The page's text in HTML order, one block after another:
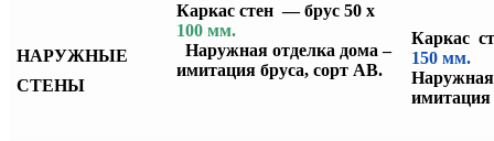
НАРУЖНЫЕ
СТЕНЫ
Каркас стен — брус 50 х
100 мм.
Наружная отделка дома –
имитация бруса, сорт АВ.
Каркас
Наружная
имитация